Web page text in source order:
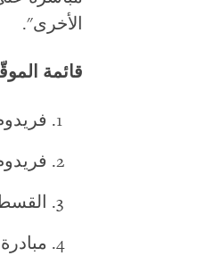
الأخرى".
قائمة